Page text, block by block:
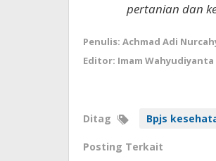
pertanian dan
Penulis: Achmad Adi
Editor: Imam Wahyudiyanta
Ditag Bpjs
Posting Terkait